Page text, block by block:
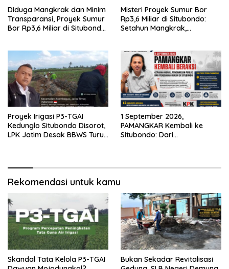
Diduga Mangkrak dan Minim
Transparansi, Proyek Sumur
Bor Rp3,6 Miliar di Situbondo
Misteri Proyek Sumur Bor
Rp3,6 Miliar di Situbondo:
Setahun Mangkrak,
ke KPK
Proyek Irigasi P3-TGAI
Kedunglo Situbondo Disorot,
LPK Jatim Desak BBWS Turun
1 September 2026,
PAMANGKAR Kembali ke
Situbondo: Dari
Rekomendasi untuk kamu
Skandal Tata Kelola P3-TGAI
Bukan Sekadar Revitalisasi